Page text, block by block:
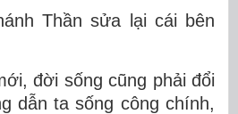
Thần sửa lại cái bên
đời sống cũng phải đổi
dẫn ta sống công chính,